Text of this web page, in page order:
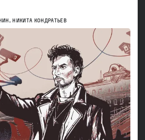
, НИКИТА КОНДРАТЬЕВ